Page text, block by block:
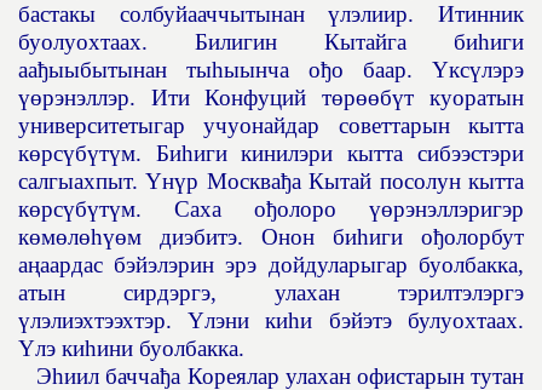
бастакы солбуйааччытынанүлэлиир. Итинник
буолуохтаах. Билигин Кытайга биһиги
аађыыбытынан тыһыынча ођо баар. Үксүлэрэ
үөрэнэллэр. Ити Конфуций төрөөбүт куоратын
университетыгар учуонайдар советтарын кытта
көрсүбүтүм. Биһиги кинилэри кытта сибээстэри
салгыахпыт.Үнүр Москвађа Кытай посолун кытта
көрсүбүтүм. Саха ођолоро үөрэнэллэригэр
көмөлөһүөм диэбитэ. Онон биһиги ођолорбут
аңаардас бэйэлэрин эрэ дойдуларыгар буолбакка,
атын сирдэргэ, улахан тэрилтэлэргэ
үлэлиэхтээхтэр.Үлэни киһи бэйэтэ булуохтаах.
Үлэ киһини буолбакка.
Эһиил баччађа Кореялар улахан офистарын тутан